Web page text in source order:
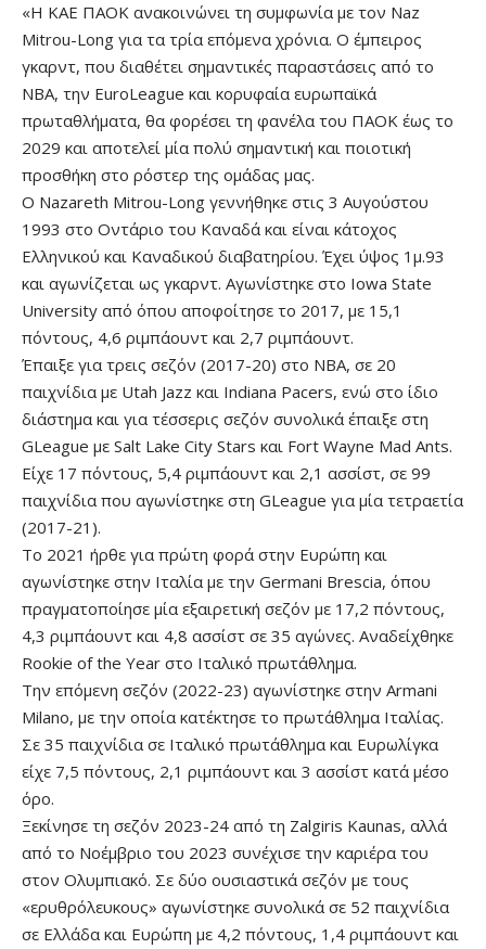
«Η ΚΑΕ ΠΑΟΚ ανακοινώνει τη συμφωνία με τον Naz
Mitrou-Long για τα τρία επόμενα χρόνια. Ο έμπειρος
γκαρντ, που διαθέτει σημαντικές παραστάσεις από το
ΝΒΑ, την EuroLeague και κορυφαία ευρωπαϊκά
πρωταθλήματα, θα φορέσει τη φανέλα του ΠΑΟΚ έως το
2029 και αποτελεί μία πολύ σημαντική και ποιοτική
προσθήκη στο ρόστερ της ομάδας μας.
Ο Nazareth Mitrou-Long γεννήθηκε στις 3 Αυγούστου
1993 στο Οντάριο του Καναδά και είναι κάτοχος
Ελληνικού και Καναδικού διαβατηρίου. Έχει ύψος 1μ.93
και αγωνίζεται ως γκαρντ. Αγωνίστηκε στο Iowa State
University από όπου αποφοίτησε το 2017, με 15,1
πόντους, 4,6 ριμπάουντ και 2,7 ριμπάουντ.
Έπαιξε για τρεις σεζόν (2017-20) στο ΝΒΑ, σε 20
παιχνίδια με Utah Jazz και Ιndiana Pacers, ενώ στο ίδιο
διάστημα και για τέσσερις σεζόν συνολικά έπαιξε στη
GLeague με Salt Lake City Stars και Fort Wayne Mad Ants.
Είχε 17 πόντους, 5,4 ριμπάουντ και 2,1 ασσίστ, σε 99
παιχνίδια που αγωνίστηκε στη GLeague για μία τετραετία
(2017-21).
To 2021 ήρθε για πρώτη φορά στην Ευρώπη και
αγωνίστηκε στην Ιταλία με την Germani Brescia, όπου
πραγματοποίησε μία εξαιρετική σεζόν με 17,2 πόντους,
4,3 ριμπάουντ και 4,8 ασσίστ σε 35 αγώνες. Αναδείχθηκε
Rookie of the Year στο Ιταλικό πρωτάθλημα.
Tην επόμενη σεζόν (2022-23) αγωνίστηκε στην Armani
Milano, με την οποία κατέκτησε το πρωτάθλημα Ιταλίας.
Σε 35 παιχνίδια σε Ιταλικό πρωτάθλημα και Ευρωλίγκα
είχε 7,5 πόντους, 2,1 ριμπάουντ και 3 ασσίστ κατά μέσο
όρο.
Ξεκίνησε τη σεζόν 2023-24 από τη Zalgiris Kaunas, αλλά
από το Νοέμβριο του 2023 συνέχισε την καριέρα του
στον Ολυμπιακό. Σε δύο ουσιαστικά σεζόν με τους
«ερυθρόλευκους» αγωνίστηκε συνολικά σε 52 παιχνίδια
σε Ελλάδα και Ευρώπη με 4,2 πόντους, 1,4 ριμπάουντ και